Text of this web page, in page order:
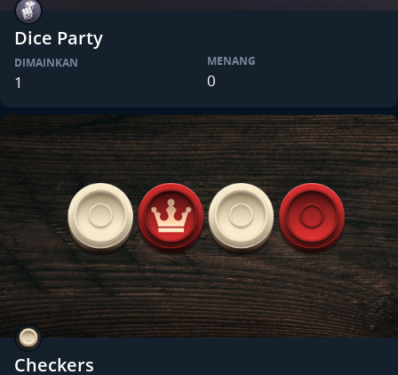
Dice Party
DIMAINKAN
1
MENANG
0
Checkers